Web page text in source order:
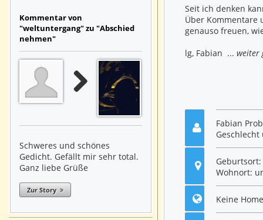
Seit ich denken
Über Kommentare
genauso freuen,
lg, Fabian ... weiter
Fabian
Wohnort:
Keine
Kommentar von
"weltuntergang" zu "Abschied
nehmen"
Schweres und schönes
Gedicht. Gefällt mir sehr total.
Ganz liebe Grüße
Zur Story